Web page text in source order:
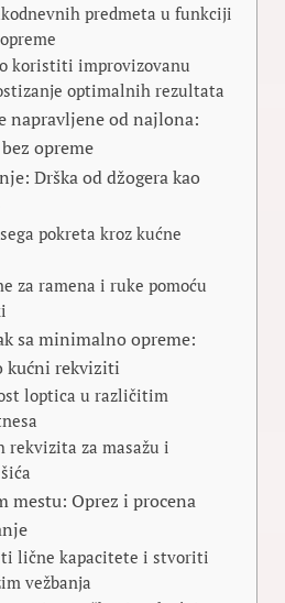
predmeta u funkciji
koristiti improvizovanu
optimalnih rezultata
napravljene od najlona:
opreme
Drška od džogera kao
pokreta kroz kućne
za ramena i ruke pomoću
sa minimalno opreme:
kućni rekviziti
loptica u različitim
rekvizita za masažu i
mestu: Oprez i procena
lične kapacitete i stvoriti
vežbanja